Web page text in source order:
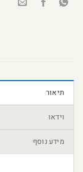
תיאור
וידאו
מידע נוסף